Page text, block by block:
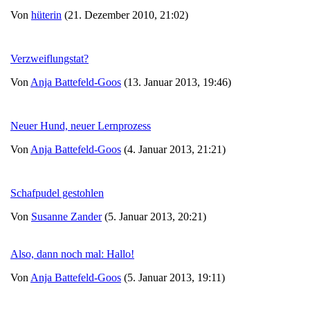
Von hüterin (21. Dezember 2010, 21:02)
Verzweiflungstat?
Von Anja Battefeld-Goos (13. Januar 2013, 19:46)
Neuer Hund, neuer Lernprozess
Von Anja Battefeld-Goos (4. Januar 2013, 21:21)
Schafpudel gestohlen
Von Susanne Zander(5. Januar 2013, 20:21)
Also, dann noch mal: Hallo!
Von Anja Battefeld-Goos (5. Januar 2013, 19:11)